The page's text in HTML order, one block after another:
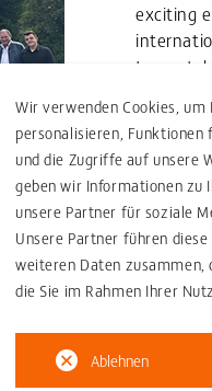
exciting
top-
Wir verwenden Cookies,
personalisieren,
und die Zugriffe auf unsere
geben wir Informationen zu
unsere Partner für soziale
Unsere Partner führen
weiteren Daten zusammen,
die Sie im Rahmen Ihrer
Ablehnen